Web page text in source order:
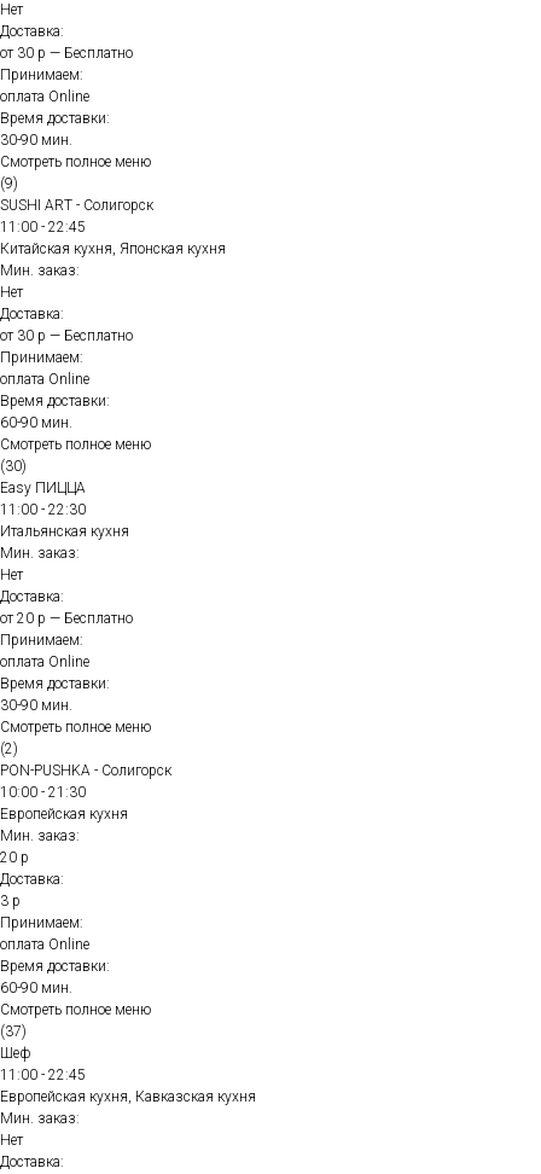
Нет
Доставка:
от 30 р — Бесплатно
Принимаем:
оплата Online
Время доставки:
30-90 мин.
Смотреть полное меню
(9)
SUSHI ART - Солигорск
11:00 - 22:45
Китайская кухня, Японская кухня
Мин. заказ:
Нет
Доставка:
от 30 р — Бесплатно
Принимаем:
оплата Online
Время доставки:
60-90 мин.
Смотреть полное меню
(30)
Easy ПИЦЦА
11:00 - 22:30
Итальянская кухня
Мин. заказ:
Нет
Доставка:
от 20 р — Бесплатно
Принимаем:
оплата Online
Время доставки:
30-90 мин.
Смотреть полное меню
(2)
PON-PUSHKA - Солигорск
10:00 - 21:30
Европейская кухня
Мин. заказ:
20 р
Доставка:
3 р
Принимаем:
оплата Online
Время доставки:
60-90 мин.
Смотреть полное меню
(37)
Шеф
11:00 - 22:45
Европейская кухня, Кавказская кухня
Мин. заказ:
Нет
Доставка: